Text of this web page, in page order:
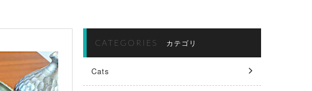
CATEGORIES カテゴリ
Cats